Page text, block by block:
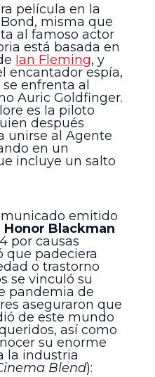
película en la
misma que
al famoso actor
está basada en
Ian Fleming, y
encantador espía,
enfrenta al
Auric Goldfinger.
es la piloto
después
unirse al Agente
en un
incluye un salto
emitido
Honor Blackman
por causas
que padeciera
o trastorno
se vinculó su
pandemia de
aseguraron que
de este mundo
así como
su enorme
la industria
Blend):